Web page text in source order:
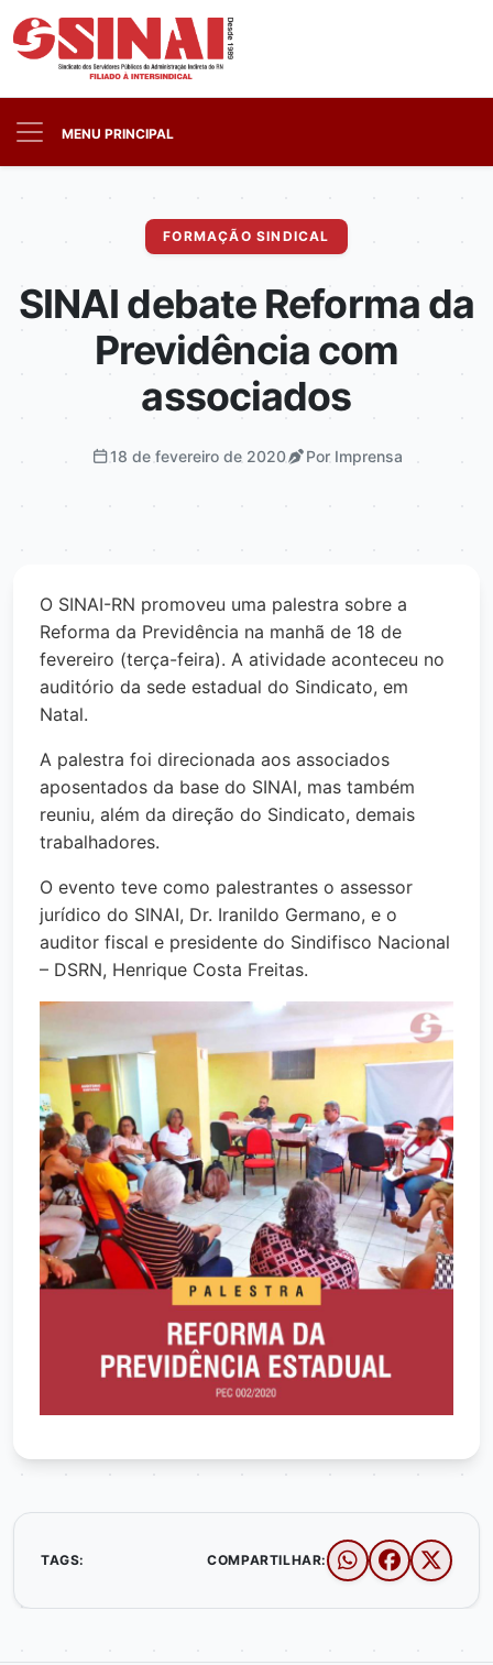
MENU PRINCIPAL
FORMAÇÃO SINDICAL
SINAI debate Reforma da
Previdência com
associados
18 de fevereiro de 2020 Por Imprensa
O SINAI-RN promoveu uma palestra sobre a
Reforma da Previdência na manhã de 18 de
fevereiro (terça-feira). A atividade aconteceu no
auditório da sede estadual do Sindicato, em
Natal.
A palestra foi direcionada aos associados
aposentados da base do SINAI, mas também
reuniu, além da direção do Sindicato, demais
trabalhadores.
O evento teve como palestrantes o assessor
jurídico do SINAI, Dr. Iranildo Germano, e o
auditor fiscal e presidente do Sindifisco Nacional
– DSRN, Henrique Costa Freitas.
TAGS: COMPARTILHAR: